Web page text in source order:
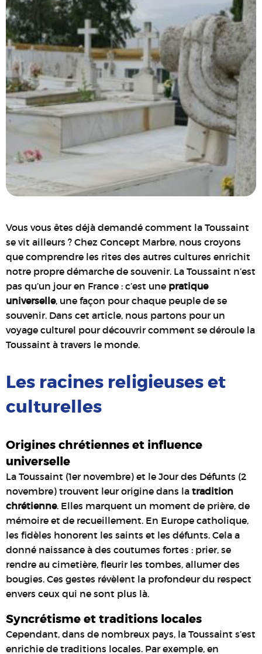
Vous vous êtes déjà demandé comment la Toussaint
se vit ailleurs ? Chez Concept Marbre, nous croyons
que comprendre les rites des autres cultures enrichit
notre propre démarche de souvenir. La Toussaint n’est
pas qu’un jour en France : c’est une pratique
universelle, une façon pour chaque peuple de se
souvenir. Dans cet article, nous partons pour un
voyage culturel pour découvrir comment se déroule la
Toussaint à travers le monde.
Les racines religieuses et
culturelles
Origines chrétiennes et influence
universelle
La Toussaint (1er novembre) et le Jour des Défunts (2
novembre) trouvent leur origine dans la tradition
chrétienne. Elles marquent un moment de prière, de
mémoire et de recueillement. En Europe catholique,
les fidèles honorent les saints et les défunts. Cela a
donné naissance à des coutumes fortes : prier, se
rendre au cimetière, fleurir les tombes, allumer des
bougies. Ces gestes révèlent la profondeur du respect
envers ceux qui ne sont plus là.
Syncrétisme et traditions locales
Cependant, dans de nombreux pays, la Toussaint s’est
enrichie de traditions locales. Par exemple, en